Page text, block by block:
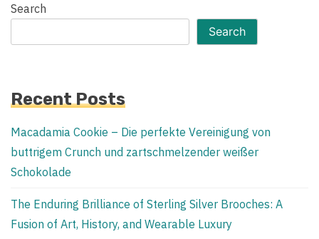
Search
Search
Recent Posts
Macadamia Cookie – Die perfekte Vereinigung von
buttrigem Crunch und zartschmelzender weißer
Schokolade
The Enduring Brilliance of Sterling Silver Brooches: A
Fusion of Art, History, and Wearable Luxury